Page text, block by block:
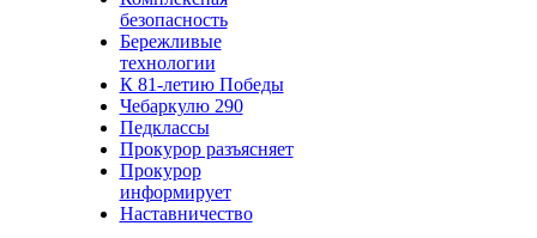
безопасность
Бережливые
технологии
К 81-летию Победы
Чебаркулю 290
Педклассы
Прокурор разъясняет
Прокурор
информирует
Наставничество